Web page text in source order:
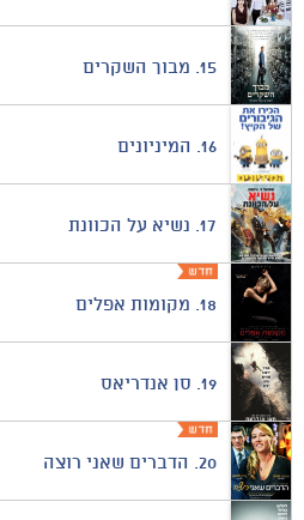
15. מבוך השקרים
16. המיניונים
17. נשיא על הכוונת
18. מקומות אפלים
19. סן אנדריאס
20. הדברים שאני רוצה